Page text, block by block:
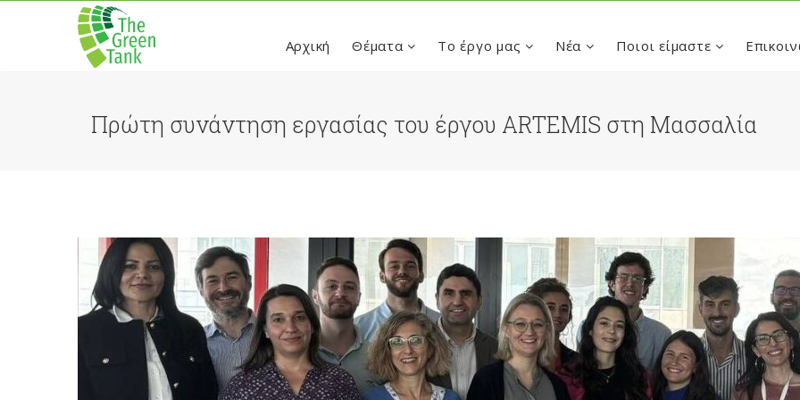
Αρχική Θέματα Το έργο μας Νέα Ποιοι είμαστε
Πρώτη συνάντηση εργασίας του έργου ARTEMIS στη Μασσαλία